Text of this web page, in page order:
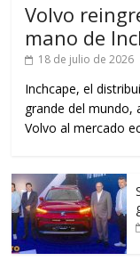
Volvo
mano de
18 de julio de 2026
Inchcape, el
grande del mundo,
Volvo al mercado